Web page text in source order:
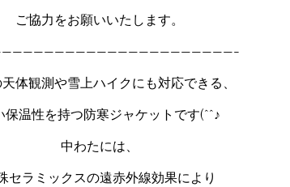
ご協力をお願いいたします。
体観測や雪上ハイクにも対応できる、
保温性を持つ防寒ジャケットです(^^♪
中わたには、
セラミックスの遠赤外線効果により